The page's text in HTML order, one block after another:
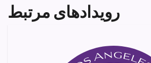
رویدادهای مرتبط